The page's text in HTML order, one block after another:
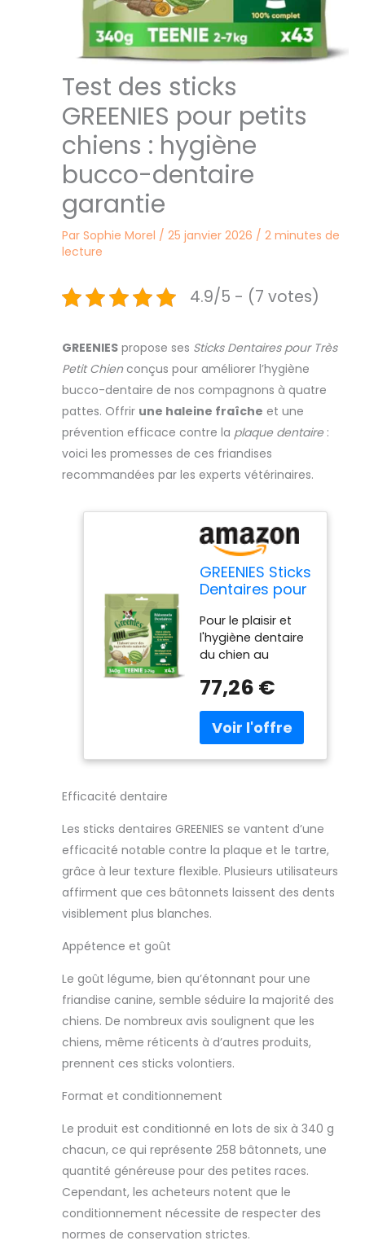
Test des sticks
GREENIES pour petits
chiens : hygiène
bucco-dentaire
garantie
Par Sophie Morel / 25 janvier 2026 / 2 minutes de
lecture
4.9/5 - (7 votes)
GREENIES propose ses Sticks Dentaires pour Très
Petit Chienconçus pour améliorer l’hygiène
bucco-dentaire de nos compagnons à quatre
pattes. Offrir une haleine fraîche et une
prévention efficace contre la plaque dentaire:
voici les promesses de ces friandises
recommandées par les experts vétérinaires.
GREENIES Sticks
Dentaires pour
Chien de 2 à
7kg - 258
Bâtonnets à
Mâcher
(6x340g) -
Friandise
Certifiée par
des
Vétérinaires
Canine, Haleine
Fraîche
Pour le plaisir et
l'hygiène dentaire
du chien au
bâtonnets
solution idéale
pour prendre soin
des dents des
Oral Health
Council (VOHC) et
avec une texture
flexible et souple,
ces bâtons
combattent
dents des chiens
Les bâtonnets
dentaires
contribuent à une
alimentation
saine, sont faciles
nutritionnellement
des ingrédients de
qualité pour le
bien-être du chien
Un stick par jour
pour un très petit
chien de 2-7kg /
Ne convient pas
77,26 €
Efficacité dentaire
Les sticks dentaires GREENIES se vantent d’une
efficacité notable contre la plaque et le tartre,
grâce à leur texture flexible. Plusieurs utilisateurs
affirment que ces bâtonnets laissent des dents
visiblement plus blanches.
Appétence et goût
Le goût légume, bien qu’étonnant pour une
friandise canine, semble séduire la majorité des
chiens. De nombreux avis soulignent que les
chiens, même réticents à d’autres produits,
prennent ces sticks volontiers.
Format et conditionnement
Le produit est conditionné en lots de six à 340 g
chacun, ce qui représente 258 bâtonnets, une
quantité généreuse pour des petites races.
Cependant, les acheteurs notent que le
conditionnement nécessite de respecter des
normes de conservation strictes.